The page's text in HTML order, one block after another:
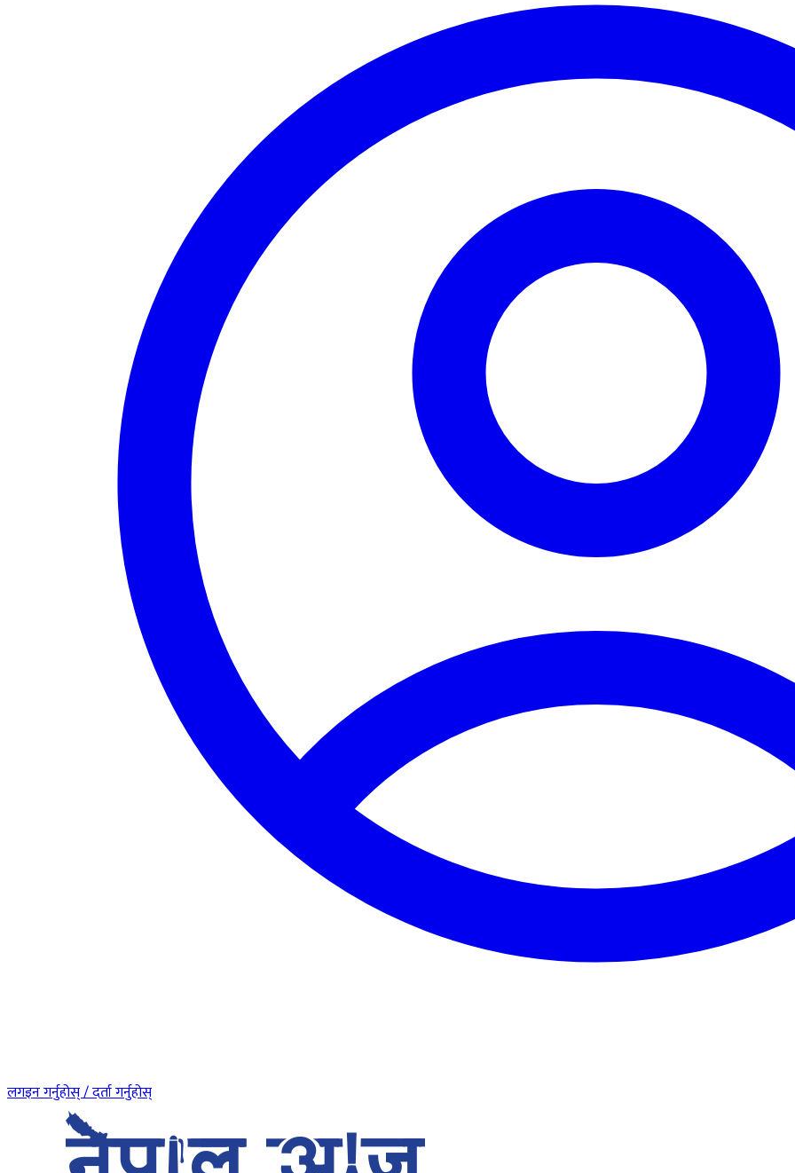
लगइन गर्नुहोस् / दर्ता गर्नुहोस्